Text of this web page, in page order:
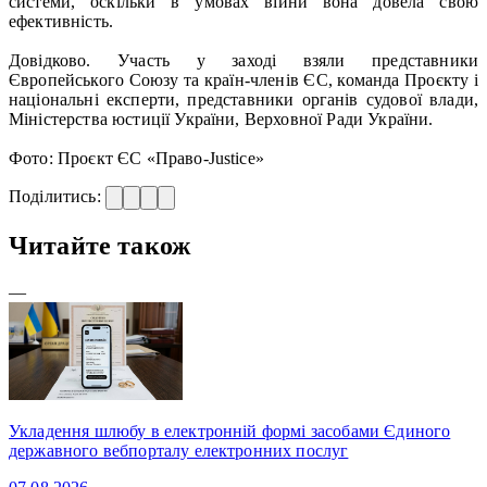
ефективність.
Довідково. Участь у заході взяли представники
Європейського Союзу та країн-членів ЄС, команда Проєкту і
національні експерти, представники органів судової влади,
Міністерства юстиції України, Верховної Ради України.
Фото: Проєкт ЄС «Право-Justice»
Поділитись:
Читайте також
—
Укладення шлюбу в електронній формі засобами Єдиного
державного вебпорталу електронних послуг